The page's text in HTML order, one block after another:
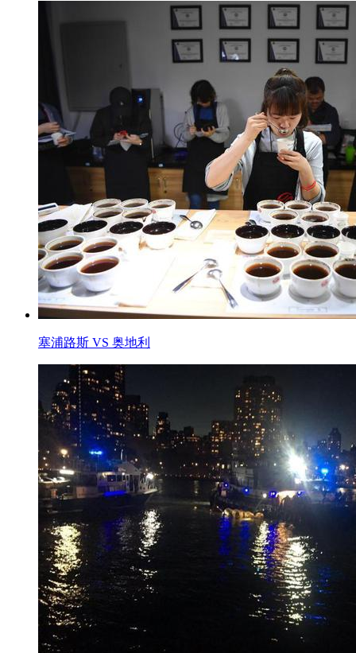
塞浦路斯 VS 奥地利